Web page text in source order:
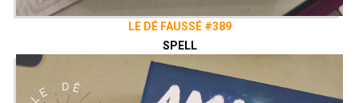
LE DÉ FAUSSÉ #389
SPELL